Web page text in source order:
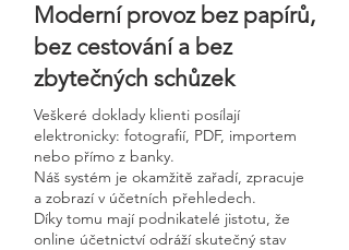
Moderní provoz bez papírů,
bez cestování a bez
zbytečných schůzek
Veškeré doklady klienti posílají
elektronicky: fotografií, PDF, importem
nebo přímo z banky.
Náš systém je okamžitě zařadí, zpracuje
a zobrazí v účetních přehledech.
Díky tomu mají podnikatelé jistotu, že
online účetnictví odráží skutečný stav